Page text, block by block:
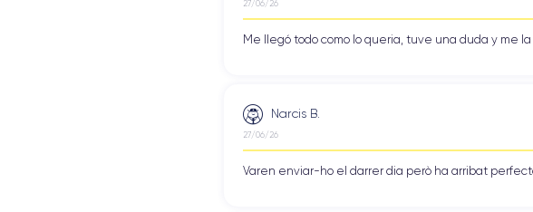
27/06/26
Me llegó todo como lo queria, tuve una duda y me
Narcis B.
27/06/26
Varen enviar-ho el darrer dia però ha arribat